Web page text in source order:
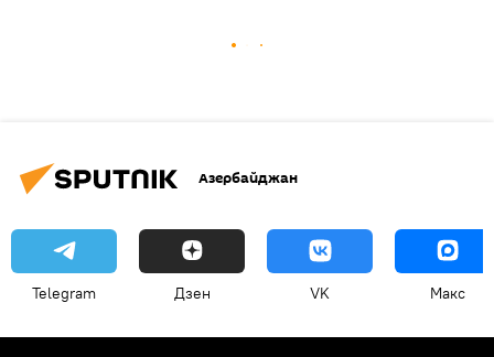
Азербайджан
Telegram Дзен VK Макс